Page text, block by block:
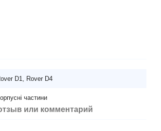
D1, Rover D4
частини
или комментарий